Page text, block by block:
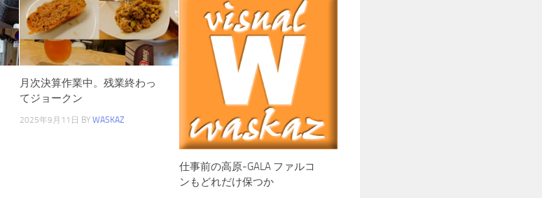
月次決算作業中。残業終わっ
てジョークン
2025年9月11日 BY WASKAZ
仕事前の高原-GALA ファルコ
ンもどれだけ保つか